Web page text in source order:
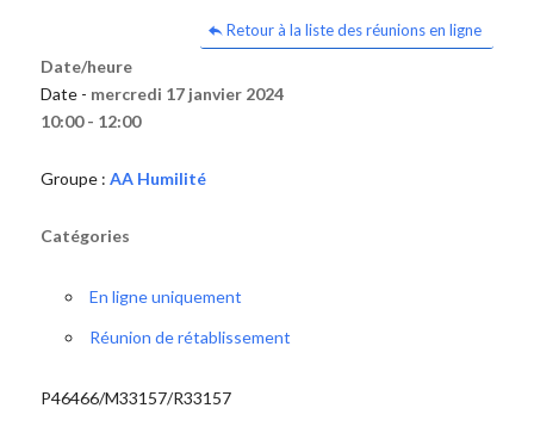
Retour à la liste des réunions en ligne
Date/heure
Date - mercredi 17 janvier 2024
10:00 - 12:00
Groupe : AA Humilité
Catégories
En ligne uniquement
Réunion de rétablissement
P46466/M33157/R33157